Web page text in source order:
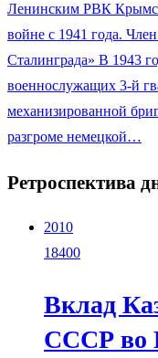
Ленинским РВК
войне с 1941 года.
Сталинграда» В 1943
военнослужащих 3-й
механизированной
разгроме немецкой…
Ретроспектива
2010
18400
Вклад
СССР во